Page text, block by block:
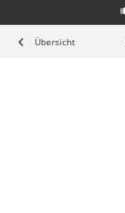
Übersicht